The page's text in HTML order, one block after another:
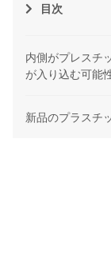
目次
内側がプレスチ
が入り込む可能
新品のプラスチ